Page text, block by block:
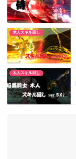
木人スキル回し
木人スキル回し